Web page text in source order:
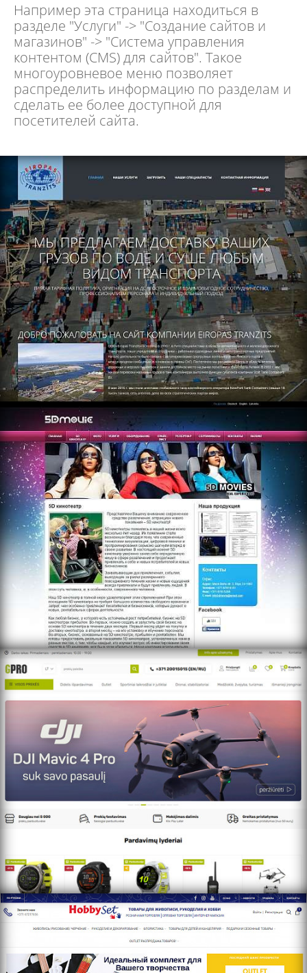
Например эта страница находиться в
разделе "Услуги" -> "Создание сайтов и
магазинов" -> "Система управления
контентом (CMS) для сайтов". Такое
многоуровневое меню позволяет
распределить информацию по разделам и
сделать ее более доступной для
посетителей сайта.
https://www.multidkino.com
https://gpro.lt/home/ru/
http://www.hobbyset.lv